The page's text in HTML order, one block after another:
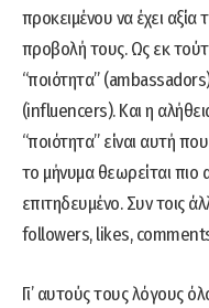
προκειμένου να έχει
προβολή τους. Ως εκ
“ποιότητα”
(influencers). Και η
“ποιότητα” είναι αυτή
το μήνυμα θεωρείται πιο
επιτηδευμένο. Συν τοις
followers, likes,
Γι’ αυτούς τους λόγους